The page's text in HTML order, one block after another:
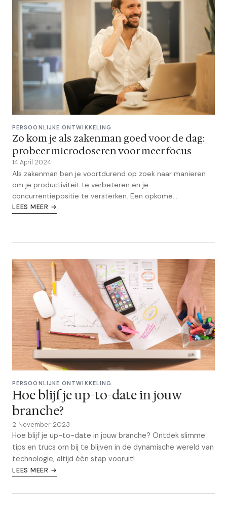
PERSOONLIJKE ONTWIKKELING
Zo kom je als zakenman goed voor de dag:
probeer microdoseren voor meer focus
14 April 2024
Als zakenman ben je voortdurend op zoek naar manieren
om je productiviteit te verbeteren en je
concurrentiepositie te versterken. Een opkome...
LEES MEER →
PERSOONLIJKE ONTWIKKELING
Hoe blijf je up-to-date in jouw
branche?
2 November 2023
Hoe blijf je up-to-date in jouw branche? Ontdek slimme
tips en trucs om bij te blijven in de dynamische wereld van
technologie, altijd één stap vooruit!
LEES MEER →